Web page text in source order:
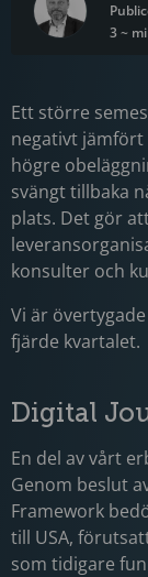
3 ~
Ett större
negativt jämfört
högre
svängt tillbaka
plats. Det gör
konsulter och
Vi är
fjärde kvartalet.
Digital
En del av vårt
Genom beslut
Framework
till USA,
som tidigare